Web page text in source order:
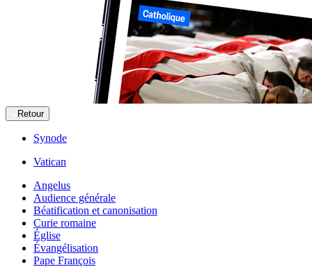
Retour
Synode
Vatican
Angelus
Audience générale
Béatification et canonisation
Curie romaine
Église
Évangélisation
Pape François